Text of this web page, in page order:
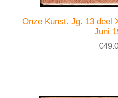
Onze Kunst. Jg. 13 deel
Juni